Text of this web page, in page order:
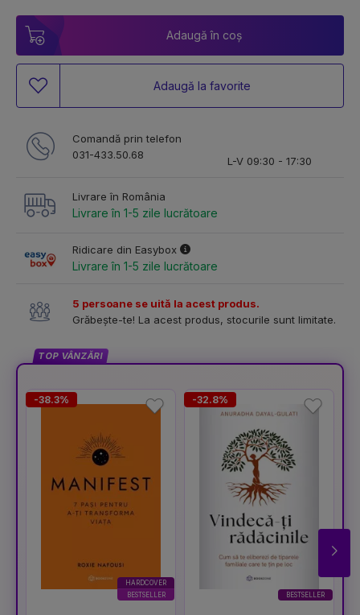
Adaugă în coș
Adaugă la favorite
Comandă prin telefon
031-433.50.68
L-V 09:30 - 17:30
Livrare în România
Livrare în 1-5 zile lucrătoare
Ridicare din Easybox
Livrare în 1-5 zile lucrătoare
5 persoane se uită la acest produs.
Grăbește-te! La acest produs, stocurile sunt limitate.
TOP VÂNZĂRI
HARDCOVER
BESTSELLER
-38.3%
BESTSELLER
-32.8%